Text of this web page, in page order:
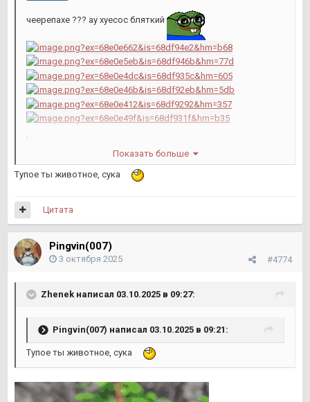
чеерепахе ??? ау хуесос бляткий
написал 03.10.2025 в 09:18:
@Kant
Показать больше
Тупое ты животное, сука
Цитата
Pingvin(007)
#4774
3 октября 2025
Zhenek написал 03.10.2025 в 09:27:
Pingvin(007) написал 03.10.2025 в 09:21:
Тупое ты животное, сука